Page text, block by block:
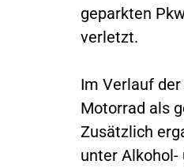
geparkten
verletzt.
Im Verlauf
Motorrad als
Zusätzlich
unter